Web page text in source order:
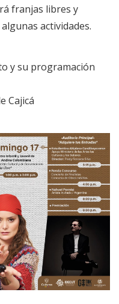
franjas libres y
actividades.
y su programación
Cajicá